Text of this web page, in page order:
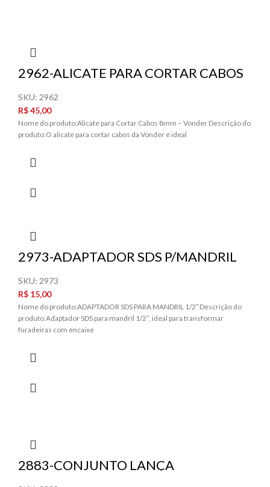
2962-ALICATE PARA CORTAR CABOS
SKU: 2962
R$45,00
Nome do produto:Alicate para Cortar Cabos 8mm – Vonder Descrição do
produto:O alicate para cortar cabos da Vonder é ideal
2973-ADAPTADOR SDS P/MANDRIL
SKU: 2973
R$ 15,00
Nome do produto:ADAPTADOR SDS PARA MANDRIL 1/2″ Descrição do
produto:Adaptador SDS para mandril 1/2″, ideal para transformar
furadeiras com encaixe
2883-CONJUNTO LANÇA
PULVERIZADOR 15CM C/GATILHO E